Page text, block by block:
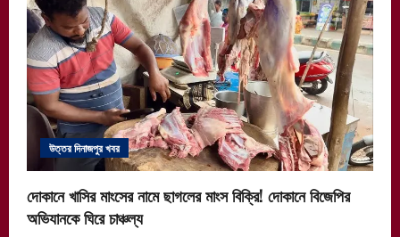
উত্তর দিনাজপুর খবর
দোকানে খাসির মাংসের নামে ছাগলের মাংস বিক্রি! দোকানে বিজেপির
অভিযানকে ঘিরে চাঞ্চল্য